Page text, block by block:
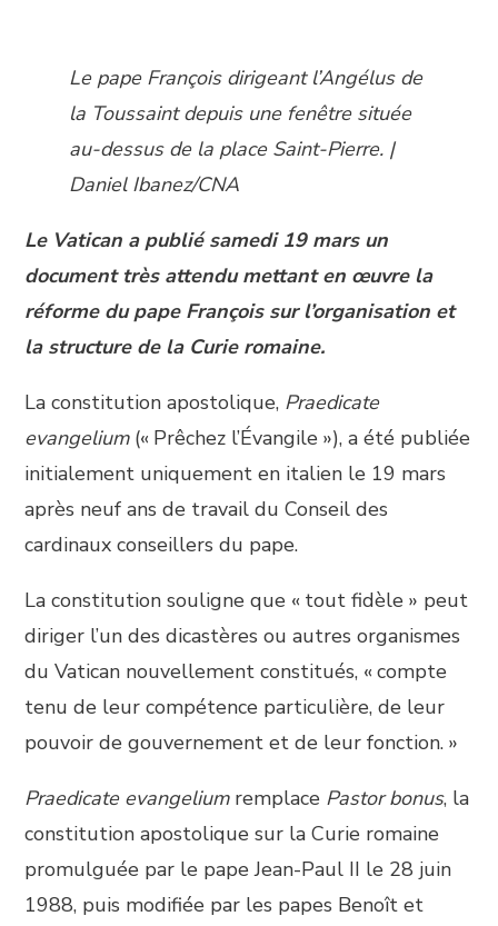
Le pape François dirigeant l’Angélus de
la Toussaint depuis une fenêtre située
au-dessus de la place Saint-Pierre. |
Daniel Ibanez/CNA
Le Vatican a publié samedi 19 mars un
document très attendu mettant en œuvre la
réforme du pape François sur l’organisation et
la structure de la Curie romaine.
La constitution apostolique, Praedicate
evangelium(« Prêchez l’Évangile »), a été publiée
initialement uniquement en italien le 19 mars
après neuf ans de travail du Conseil des
cardinaux conseillers du pape.
La constitution souligne que « tout fidèle » peut
diriger l’un des dicastères ou autres organismes
du Vatican nouvellement constitués, « compte
tenu de leur compétence particulière, de leur
pouvoir de gouvernement et de leur fonction. »
Praedicate evangeliumremplace Pastor bonus, la
constitution apostolique sur la Curie romaine
promulguée par le pape Jean-Paul II le 28 juin
1988, puis modifiée par les papes Benoît et